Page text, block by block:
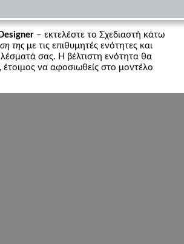
– εκτελέστε το Σχεδιαστή κάτω
της με τις επιθυμητές ενότητες και
σας. Η βέλτιστη ενότητα θα
έτοιμος να αφοσιωθείς στο μοντέλο